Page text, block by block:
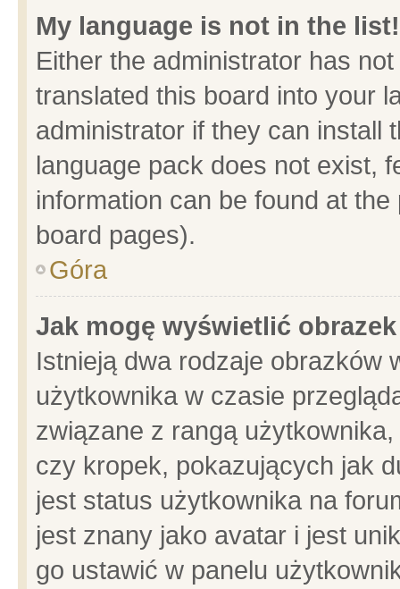
My language is not in the list!
Either the administrator has
translated this board into your
administrator if they can install
language pack does not exist,
information can be found at
board pages).
Góra
Jak mogę wyświetlić
Istnieją dwa rodzaje obrazków
użytkownika w czasie
związane z rangą
czy kropek, pokazujących jak
jest status użytkownika na
jest znany jako avatar i jest
go ustawić w panelu